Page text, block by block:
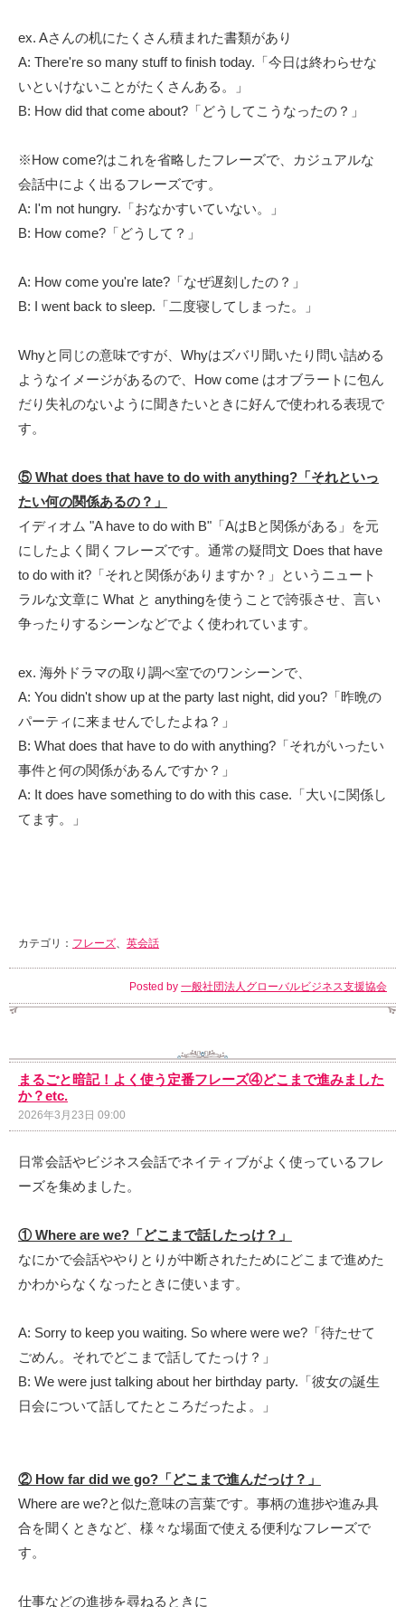
ex. Aさんの机にたくさん積まれた書類があり
A: There're so many stuff to finish today.「今日は終わらせな
いといけないことがたくさんある。」
B: How did that come about?「どうしてこうなったの？」
※How come?はこれを省略したフレーズで、カジュアルな
会話中によく出るフレーズです。
A: I'm not hungry.「おなかすいていない。」
B: How come?「どうして？」
A: How come you're late?「なぜ遅刻したの？」
B: I went back to sleep.「二度寝してしまった。」
Whyと同じの意味ですが、Whyはズバリ聞いたり問い詰める
ようなイメージがあるので、How come はオブラートに包ん
だり失礼のないように聞きたいときに好んで使われる表現で
す。
⑤What does that have to do with anything?「それといっ
たい何の関係あるの？」
イディオム "A have to do with B"「AはBと関係がある」を元
にしたよく聞くフレーズです。通常の疑問文 Does that have
to do with it?「それと関係がありますか？」というニュート
ラルな文章に What と anythingを使うことで誇張させ、言い
争ったりするシーンなどでよく使われています。
ex. 海外ドラマの取り調べ室でのワンシーンで、
A: You didn't show up at the party last night, did you?「昨晩の
パーティに来ませんでしたよね？」
B: What does that have to do with anything?「それがいったい
事件と何の関係があるんですか？」
A: It does have something to do with this case.「大いに関係し
てます。」
カテゴリ： フレーズ、 英会話
Posted by 一般社団法人グローバルビジネス支援協会
まるごと暗記！よく使う定番フレーズ④どこまで進みました
か？etc.
2026年3月23日 09:00
日常会話やビジネス会話でネイティブがよく使っているフレ
ーズを集めました。
① Where are we?「どこまで話したっけ？」
なにかで会話ややりとりが中断されたためにどこまで進めた
かわからなくなったときに使います。
A: Sorry to keep you waiting. So where were we?「待たせて
ごめん。それでどこまで話してたっけ？」
B: We were just talking about her birthday party.「彼女の誕生
日会について話してたところだったよ。」
② How far did we go?「どこまで進んだっけ？」
Where are we?と似た意味の言葉です。事柄の進捗や進み具
合を聞くときなど、様々な場面で使える便利なフレーズで
す。
仕事などの進捗を尋ねるときに